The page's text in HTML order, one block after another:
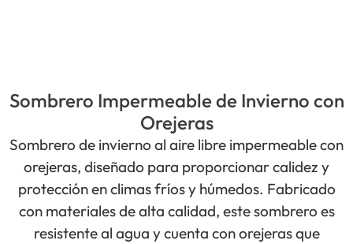
Sombrero Impermeable de Invierno con
Orejeras
Sombrero de invierno al aire libre impermeable con
orejeras, diseñado para proporcionar calidez y
protección en climas fríos y húmedos. Fabricado
con materiales de alta calidad, este sombrero es
resistente al agua y cuenta con orejeras que